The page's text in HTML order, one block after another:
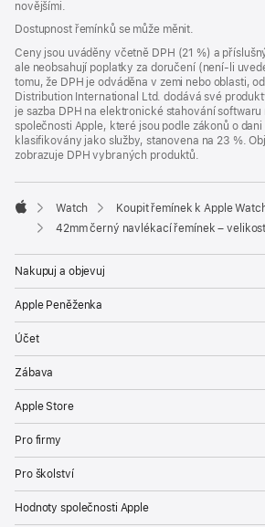
novějšími.
Dostupnost řemínků se může měnit.
Ceny jsou uváděny včetně DPH (21 %) a
ale neobsahují poplatky za doručení (není-li
tomu, že DPH je odváděna v zemi nebo oblasti,
Distribution International Ltd. dodává své
je sazba DPH na elektronické stahování
společnosti Apple, které jsou podle zákonů o
klasifikovány jako služby, stanovena na 23 %.
zobrazuje DPH vybraných produktů.
Apple
Watch
Koupit řemínek k Apple
42mm černý navlékací řemínek –
Nakupuj a objevuj
Apple Peněženka
Účet
Zábava
Apple Store
Pro firmy
Pro školství
Hodnoty společnosti Apple